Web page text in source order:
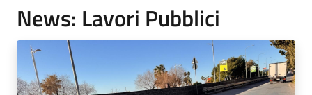
News: Lavori Pubblici